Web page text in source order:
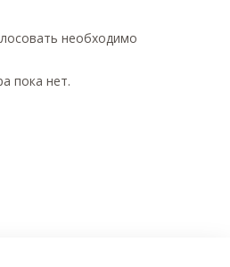
необходимо
пока нет.